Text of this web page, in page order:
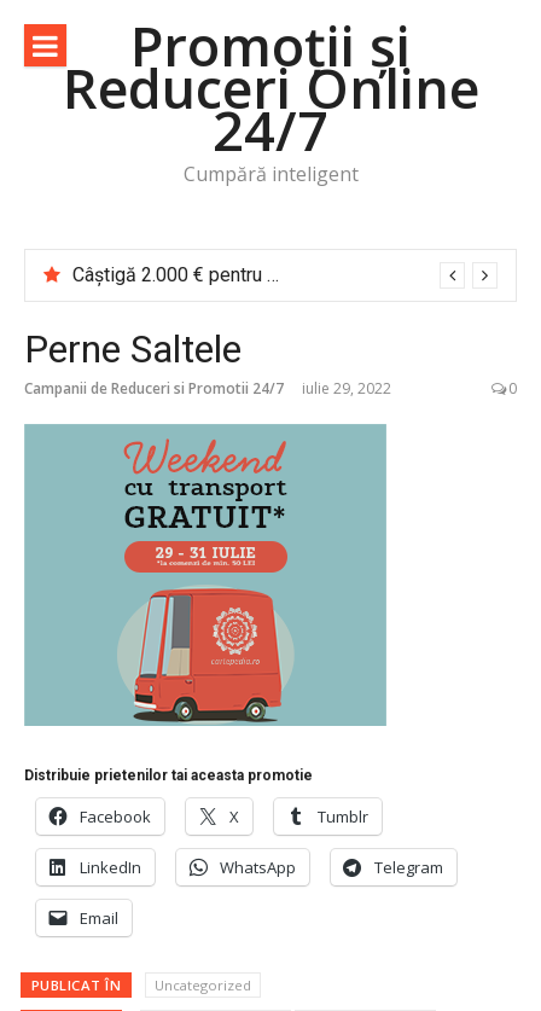
conținut
Promoții și
Reduceri Online
24/7
Cumpără inteligent
Câștigă 2.000 € pentru o vacanță de cititor Cărțile te trimit în călătorie
Perne Saltele
Campanii de Reduceri si Promotii 24/7 iulie 29, 2022 0
Distribuie prietenilor tai aceasta promotie
Facebook X Tumblr
LinkedIn WhatsApp Telegram
Email
PUBLICAT ÎN Uncategorized